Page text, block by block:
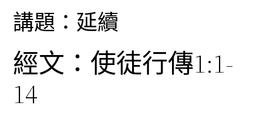
講題：延續
經文：使徒行傳1:1-
14